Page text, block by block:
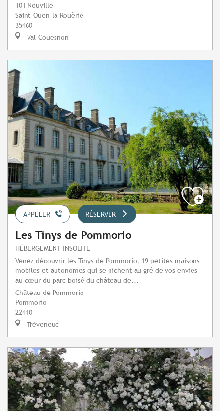
101 Neuville
Saint-Ouen-la-Rouërie
35460
Val-Couesnon
APPELER RÉSERVER
Les Tinys de Pommorio
HÉBERGEMENT INSOLITE
Venez découvrir les Tinys de Pommorio, 19 petites maisons
mobiles et autonomes qui se nichent au gré de vos envies
au cœur du parc boisé du château de...
Château de Pommorio
Pommorio
22410
Tréveneuc